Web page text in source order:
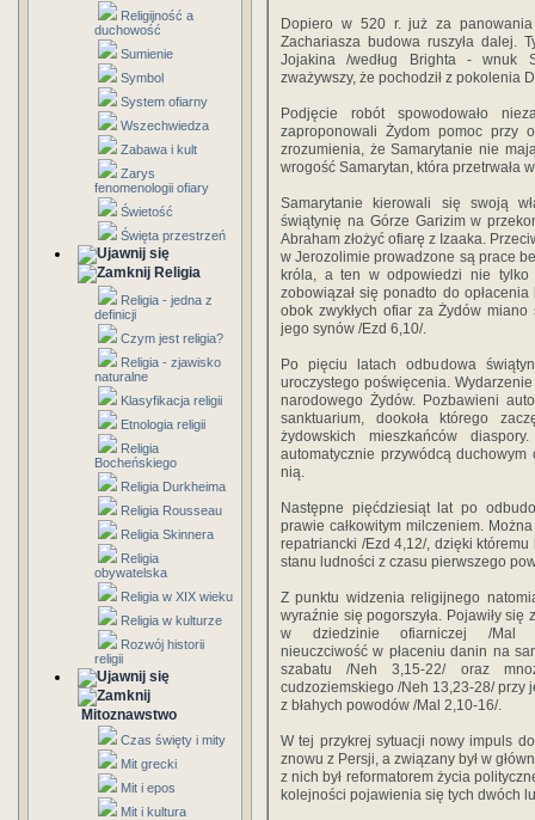
Religijność a
duchowość
Sumienie
Symbol
System ofiarny
Wszechwiedza
Zabawa i kult
Zarys
fenomenologii ofiary
Świetość
Święta przestrzeń
Religia
Religia - jedna z
definicji
Czym jest religia?
Religia - zjawisko
naturalne
Klasyfikacja religii
Etnologia religii
Religia
Bocheńskiego
Religia Durkheima
Religia Rousseau
Religia Skinnera
Religia
obywatelska
Religia w XIX wieku
Religia w kulturze
Rozwój historii
religii
Mitoznawstwo
Czas święty i mity
Mit grecki
Mit i epos
Mit i kultura
Dopiero w 520 r. już za
Zachariasza budowa ruszyła dalej.
Jojakina /według Brighta - wnuk
zważywszy, że pochodził z pokolenia
Podjęcie robót spowodowało
zaproponowali Żydom pomoc przy
zrozumienia, że Samarytanie nie
wrogość Samarytan, która przetrwała
Samarytanie kierowali się swoją
świątynię na Górze Garizim w
Abraham złożyć ofiarę z Izaaka.
w Jerozolimie prowadzone są prace
króla, a ten w odpowiedzi nie tylko
zobowiązał się ponadto do
obok zwykłych ofiar za Żydów
jego synów /Ezd 6,10/.
Po pięciu latach odbudowa
uroczystego poświęcenia.
narodowego Żydów. Pozbawieni
sanktuarium, dookoła którego
żydowskich mieszkańców
automatycznie przywódcą
nią.
Następne pięćdziesiąt lat po
prawie całkowitym milczeniem.
repatriancki /Ezd 4,12/, dzięki
stanu ludności z czasu pierwszego
Z punktu widzenia religijnego
wyraźnie się pogorszyła. Pojawiły się
w dziedzinie ofiarniczej /Mal
nieuczciwość w płaceniu danin na
szabatu /Neh 3,15-22/ oraz
cudzoziemskiego /Neh 13,23-28/ przy
z błahych powodów /Mal 2,10-16/.
W tej przykrej sytuacji nowy impuls
znowu z Persji, a związany był w
z nich był reformatorem życia
kolejności pojawienia się tych dwóch